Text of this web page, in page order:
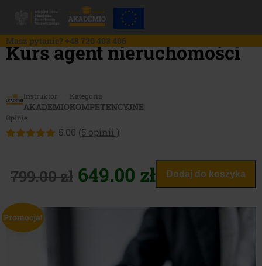
Masz pytanie? +48 720 403 406
Kurs agent nieruchomości
Instruktor
AKADEMIO
Kategoria
KOMPETENCYJNE
Opinie
podstawie
ocen
5.00 (5 opinii )
799.00zł Pierwotna
wynosiła:
799.00 zł.
649.00 złAktualna
Dodaj do koszyka
Promocja!